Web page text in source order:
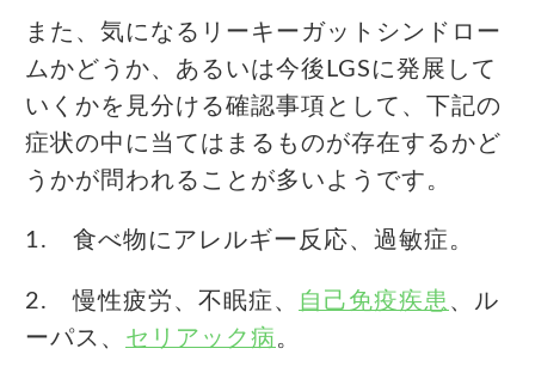
また、気になるリーキーガットシンドロー
ムかどうか、あるいは今後LGSに発展して
いくかを見分ける確認事項として、下記の
症状の中に当てはまるものが存在するかど
うかが問われることが多いようです。
1. 食べ物にアレルギー反応、過敏症。
2. 慢性疲労、不眠症、 自己免疫疾患 、ル
ーパス、 セリアック病 。